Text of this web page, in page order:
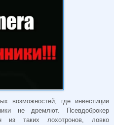
возможностей, где инвестиции
не дремлют. Псевдоброкер
таких лохотронов, ловко